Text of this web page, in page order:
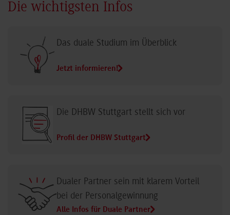
Die wichtigsten Infos
Das duale Studium im Überblick
Jetzt informieren!
Die DHBW Stuttgart stellt sich vor
Profil der DHBW Stuttgart
Dualer Partner sein mit klarem Vorteil
bei der Personalgewinnung
Alle Infos für Duale Partner